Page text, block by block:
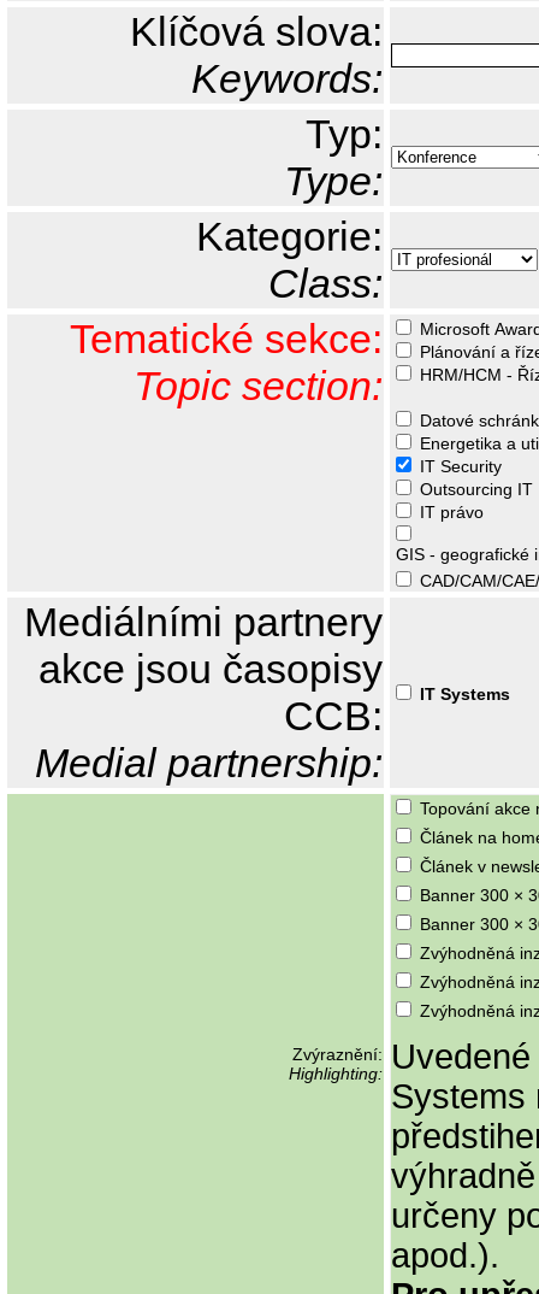
Klíčová slova:
Keywords:
Typ:
Type:
Kategorie:
Class:
Tematické sekce:
Topic section:
Microsoft
Plánování a
HRM/HCM -
Datové
Energetika a
IT Security
Outsourcing IT
IT právo
GIS - geografické
CAD/CAM/
Mediálními partnery
akce jsou časopisy
CCB:
Medial partnership:
IT Systems
Zvýraznění:
Highlighting:
Topování akce
Článek na
Článek v
Banner 300 ×
Banner 300 ×
Zvýhodněná
Zvýhodněná
Zvýhodněná
Systems
určeny
apod.).